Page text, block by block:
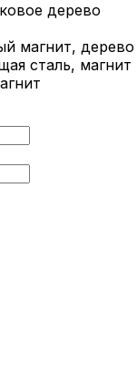
дерево
магнит, дерево
сталь, магнит